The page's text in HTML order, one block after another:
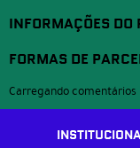
INFORMAÇÕES DO
FORMAS DE
Carregando comentários